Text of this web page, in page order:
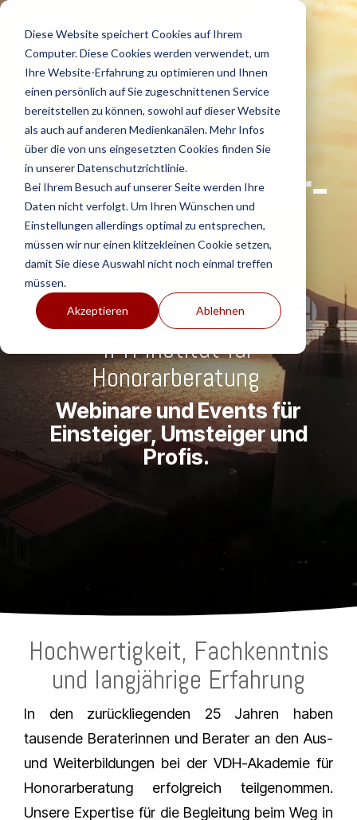
Diese Website speichert Cookies auf Ihrem
Computer. Diese Cookies werden verwendet, um
Ihre Website-Erfahrung zu optimieren und Ihnen
einen persönlich auf Sie zugeschnittenen Service
bereitstellen zu können, sowohl auf dieser Website
als auch auf anderen Medienkanälen. Mehr Infos
über die von uns eingesetzten Cookies finden Sie
in unserer Datenschutzrichtlinie.
Bei Ihrem Besuch auf unserer Seite werden Ihre
Daten nicht verfolgt. Um Ihren Wünschen und
Einstellungen allerdings optimal zu entsprechen,
müssen wir nur einen klitzekleinen Cookie setzen,
damit Sie diese Auswahl nicht noch einmal treffen
müssen.
Akzeptieren Ablehnen
Skip
main
content.
Die
Honorarberater-
Akademie
in Kooperation mit dem
IFH Institut für
Honorarberatung
Webinare und Events für
Einsteiger, Umsteiger und
Profis.
Hochwertigkeit, Fachkenntnis
und langjährige Erfahrung
In den zurückliegenden 25 Jahren haben
tausende Beraterinnen und Berater an den Aus-
und Weiterbildungen bei der VDH-Akademie für
Honorarberatung erfolgreich teilgenommen.
Unsere Expertise für die Begleitung beim Weg in